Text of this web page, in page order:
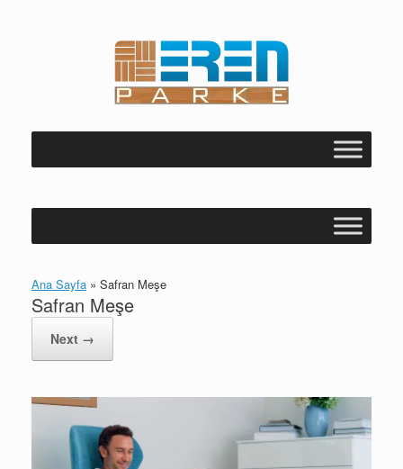
Ana Sayfa » Safran Meşe
Safran Meşe
Next →